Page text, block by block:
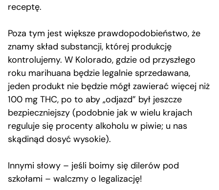
receptę.
Poza tym jest większe prawdopodobieństwo, że
znamy skład substancji, której produkcję
kontrolujemy. W Kolorado, gdzie od przyszłego
roku marihuana będzie legalnie sprzedawana,
jeden produkt nie będzie mógł zawierać więcej niż
100 mg THC, po to aby „odjazd” był jeszcze
bezpieczniejszy (podobnie jak w wielu krajach
reguluje się procenty alkoholu w piwie; u nas
skądinąd dosyć wysokie).
Innymi słowy – jeśli boimy się dilerów pod
szkołami – walczmy o legalizację!